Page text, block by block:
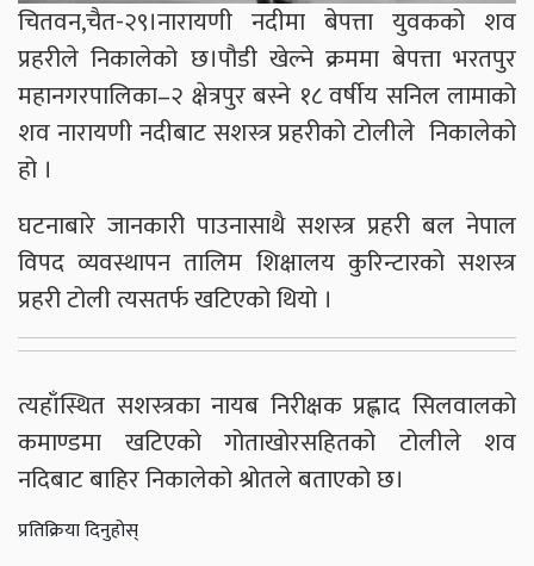
चितवन,चैत-२९।नारायणी नदीमा बेपत्ता युवकको शव
प्रहरीले निकालेको छ।पौडी खेल्ने क्रममा बेपत्ता भरतपुर
महानगरपालिका–२ क्षेत्रपुर बस्ने १८ वर्षीय सनिल लामाको
शव नारायणी नदीबाट सशस्त्र प्रहरीको टोलीले निकालेको
हो ।
घटनाबारे जानकारी पाउनासाथै सशस्त्र प्रहरी बल नेपाल
विपद व्यवस्थापन तालिम शिक्षालय कुरिन्टारको सशस्त्र
प्रहरी टोली त्यसतर्फ खटिएको थियो ।
त्यहाँस्थित सशस्त्रका नायब निरीक्षक प्रह्लाद सिलवालको
कमाण्डमा खटिएको गोताखोरसहितको टोलीले शव
नदिबाट बाहिर निकालेको श्रोतले बताएको छ।
प्रतिक्रिया दिनुहोस्